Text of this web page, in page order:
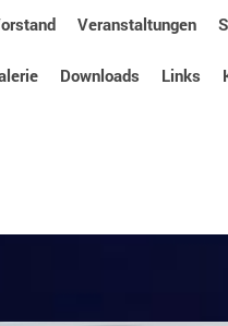
Veranstaltungen
Downloads Links